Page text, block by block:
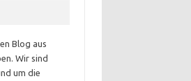
Blog aus
Wir sind
um die